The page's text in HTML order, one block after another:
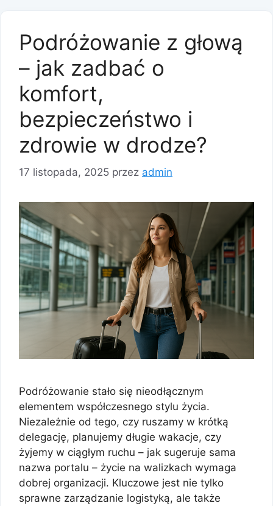
Podróżowanie z głową
– jak zadbać o
komfort,
bezpieczeństwo i
zdrowie w drodze?
17 listopada, 2025 przez admin
Podróżowanie stało się nieodłącznym
elementem współczesnego stylu życia.
Niezależnie od tego, czy ruszamy w krótką
delegację, planujemy długie wakacje, czy
żyjemy w ciągłym ruchu – jak sugeruje sama
nazwa portalu – życie na walizkach wymaga
dobrej organizacji. Kluczowe jest nie tylko
sprawne zarządzanie logistyką, ale także